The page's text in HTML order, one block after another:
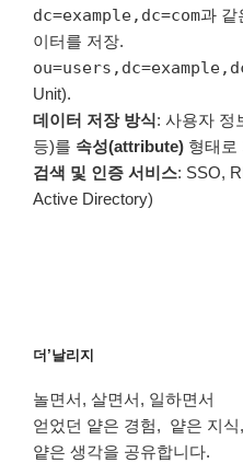
dc=example,dc=com과 같
이터를 저장.
Unit).
데이터 저장 방식: 사용자 정
등)를 속성(attribute) 형태로
검색 및 인증 서비스: SSO,
Active Directory)
더’날리지
놀면서, 살면서, 일하면서
얻었던 얕은 경험, 얕은 지식,
얕은 생각을 공유합니다.